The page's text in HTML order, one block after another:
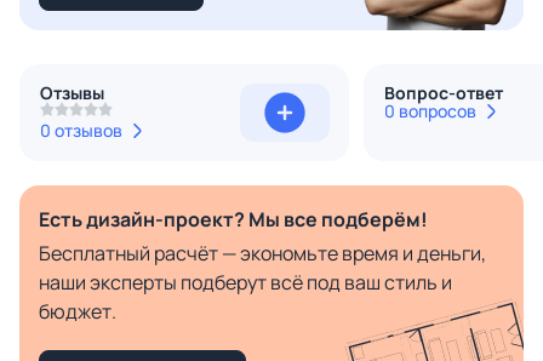
Отзывы
0 отзывов
Вопрос-ответ
0 вопросов
Есть дизайн-проект? Мы все подберём!
Бесплатный расчёт — экономьте время и деньги,
наши эксперты подберут всё под ваш стиль и
бюджет.